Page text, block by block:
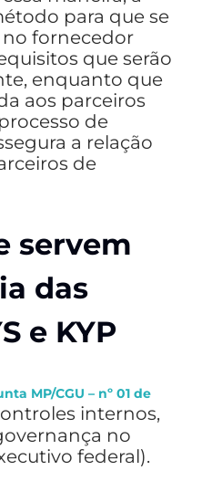
para que se
fornecedor
que serão
enquanto que
aos parceiros
de
a relação
de
servem
das
e KYP
MP/CGU – nº 01 de
internos,
no
federal).